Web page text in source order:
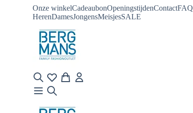
Onze winkelCadeaubonOpeningstijdenContactFAQ
HerenDamesJongensMeisjesSALE